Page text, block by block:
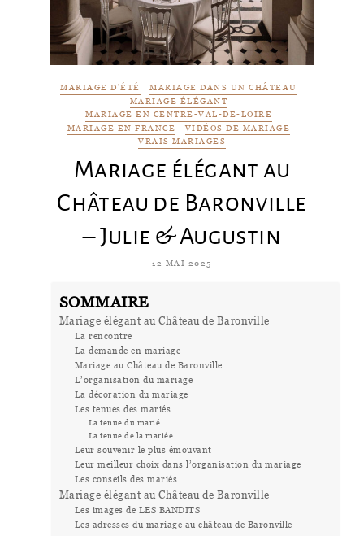
MARIAGE D'ÉTÉ
MARIAGE DANS UN CHÂTEAU
MARIAGE ÉLÉGANT
MARIAGE EN CENTRE-VAL-DE-LOIRE
MARIAGE EN FRANCE
VIDÉOS DE MARIAGE
VRAIS MARIAGES
Mariage élégant au
Château de Baronville
– Julie & Augustin
12 MAI 2025
SOMMAIRE
Mariage élégant au Château de Baronville
La rencontre
La demande en mariage
Mariage au Château de Baronville
L’organisation du mariage
La décoration du mariage
Les tenues des mariés
La tenue du marié
La tenue de la mariée
Leur souvenir le plus émouvant
Leur meilleur choix dans l’organisation du mariage
Les conseils des mariés
Mariage élégant au Château de Baronville
Les images de LES BANDITS
Les adresses du mariage au château de Baronville